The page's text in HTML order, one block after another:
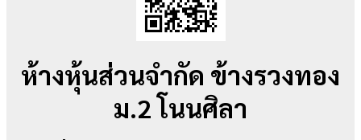
ห้างหุ้นส่วนจำกัด ข้างรวงทอง
ม.2 โนนศิลา